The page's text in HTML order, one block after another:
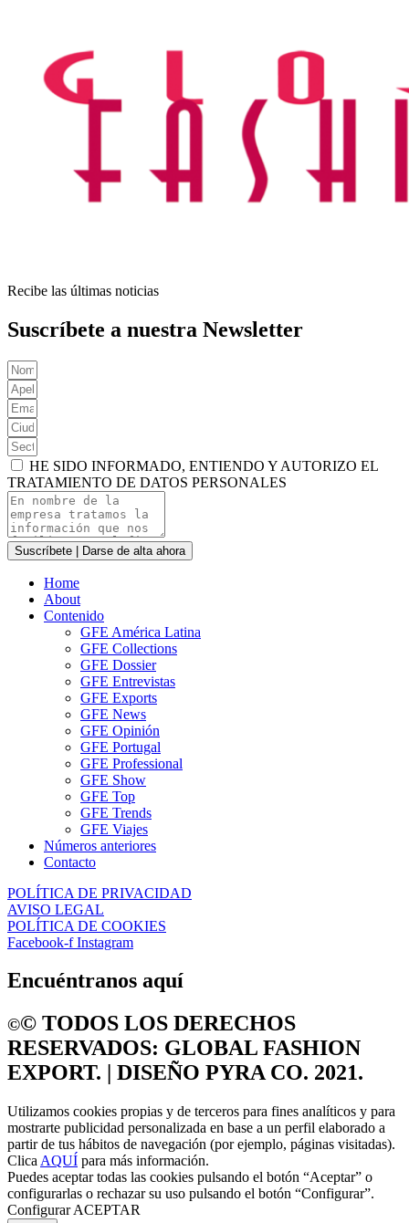
Recibe las últimas noticias
Suscríbete a nuestra Newsletter
HE SIDO INFORMADO, ENTIENDO Y AUTORIZO EL
TRATAMIENTO DE DATOS PERSONALES
Suscríbete | Darse de alta ahora
Home
About
Contenido
GFE América Latina
GFE Collections
GFE Dossier
GFE Entrevistas
GFE Exports
GFE News
GFE Opinión
GFE Portugal
GFE Professional
GFE Show
GFE Top
GFE Trends
GFE Viajes
Números anteriores
Contacto
POLÍTICA DE PRIVACIDAD
AVISO LEGAL
POLÍTICA DE COOKIES
Facebook-f Instagram
Encuéntranos aquí
©️©️ TODOS LOS DERECHOS
RESERVADOS: GLOBAL FASHION
EXPORT. | DISEÑO PYRA CO. 2021.
Utilizamos cookies propias y de terceros para fines analíticos y para
mostrarte publicidad personalizada en base a un perfil elaborado a
partir de tus hábitos de navegación (por ejemplo, páginas visitadas).
Clica AQUÍ para más información.
Puedes aceptar todas las cookies pulsando el botón “Aceptar” o
configurarlas o rechazar su uso pulsando el botón “Configurar”.
Configurar ACEPTAR